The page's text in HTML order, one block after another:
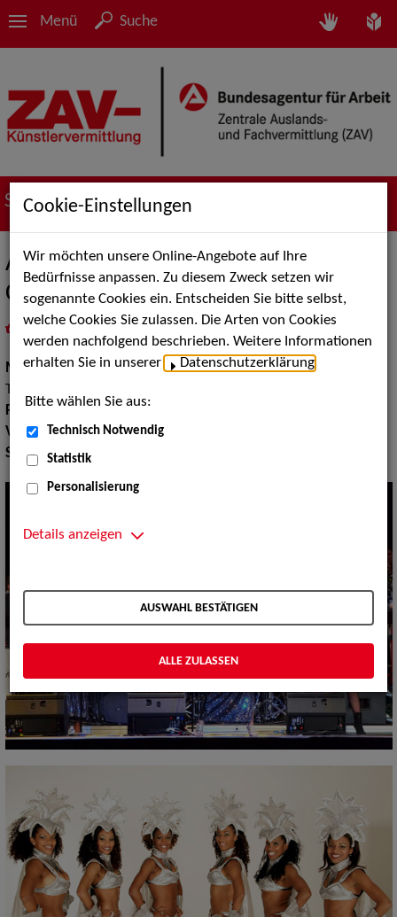
Menü Suche
Suche nach Künstler*innen
Aquarelas do Brasil – Brazil
Connection – Banda Brasil
Musik:Volksmusik und Intern. Folklore, Pop, Rock &
Tanzmusik
Pop Rock Tanzmusik:
Volksmusik Internationale Folklore:
Show Acts:Tanz
Cookie-Einstellungen
Wir möchten unsere Online-Angebote auf Ihre
Bedürfnisse anpassen. Zu diesem Zweck setzen wir
sogenannte Cookies ein. Entscheiden Sie bitte selbst,
welche Cookies Sie zulassen. Die Arten von Cookies
werden nachfolgend beschrieben. Weitere Informationen
erhalten Sie in unserer
Datenschutzerklärung
Bitte wählen Sie aus:
Technisch Notwendig
Statistik
Personalisierung
Details anzeigen
AUSWAHL BESTÄTIGEN
ALLE ZULASSEN